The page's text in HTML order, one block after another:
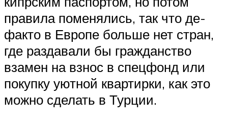
правила поменялись, так что де-
факто в Европе больше нет стран,
где раздавали бы гражданство
взамен на взнос в спецфонд или
покупку уютной квартирки, как это
можно сделать в Турции.